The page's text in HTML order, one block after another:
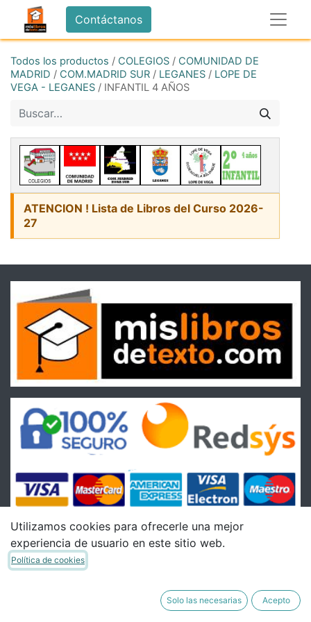
Contáctanos
Todos los productos / COLEGIOS / COMUNIDAD DE
MADRID / COM.MADRID SUR / LEGANES / LOPE DE
VEGA - LEGANES / INFANTIL 4 AÑOS
ATENCION ! Lista de Libros del Curso 2026-
27
Condiciones
Utilizamos cookies para ofrecerle una mejor
experiencia de usuario en este sitio web.
Política de cookies
Solo las necesarias Acepto